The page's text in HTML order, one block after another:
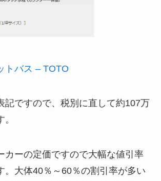
バス – TOTO
記ですので、税別に直して約107万
カーの定価ですので大幅な値引率
。大体40％～60％の割引率が多い